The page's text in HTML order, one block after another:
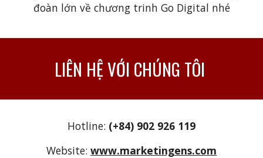
đoàn lớn về chương trinh Go Digital nhé
LIÊN HỆ VỚI CHÚNG TÔI
Hotline: (+84) 902 926 119
Website: www.marketingens.com